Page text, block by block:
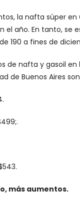
la nafta súper en
el año. En tanto, se
190 a fines de
de nafta y gasoil
de Buenos Aires
más aumentos.